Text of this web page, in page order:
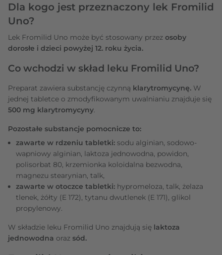
Dla kogo jest przeznaczony lek Fromilid
Uno?
Lek Fromilid Uno może być stosowany przez osoby
dorosłe i dzieci powyżej 12. roku życia.
Co wchodzi w skład leku Fromilid Uno?
Preparat zawiera substancję czynną klarytromycynę. W
jednej tabletce o zmodyfikowanym uwalnianiu znajduje się
500 mg klarytromycyny.
Pozostałe substancje pomocnicze to:
zawarte w rdzeniu tabletki: sodu alginian, sodowo-
wapniowy alginian, laktoza jednowodna, powidon,
polisorbat 80, krzemionka koloidalna bezwodna,
magnezu stearynian, talk,
zawarte w otoczce tabletki: hypromeloza, talk, żelaza
tlenek, żółty (E 172), tytanu dwutlenek (E 171), glikol
propylenowy.
W składzie leku Fromilid Uno znajdują się laktoza
jednowodna oraz sód.